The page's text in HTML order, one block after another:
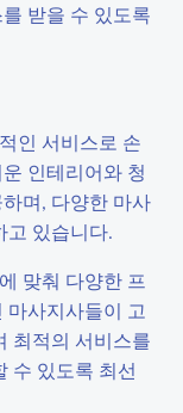
받을 수 있도록
인 서비스로 손
인테리어와 청
며, 다양한 마사
고 있습니다.
맞춰 다양한 프
마사지사들이 고
최적의 서비스를
수 있도록 최선